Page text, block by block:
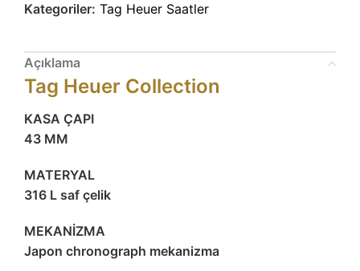
Kategoriler: Tag Heuer Saatler
Açıklama
Tag Heuer Collection
KASA ÇAPI
43 MM
MATERYAL
316 L saf çelik
MEKANİZMA
Japon chronograph mekanizma